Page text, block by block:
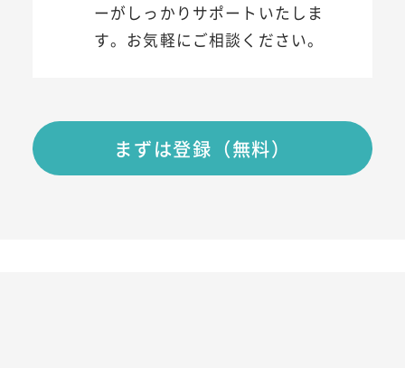
ーがしっかりサポートいたしま
す。お気軽にご相談ください。
まずは登録（無料）